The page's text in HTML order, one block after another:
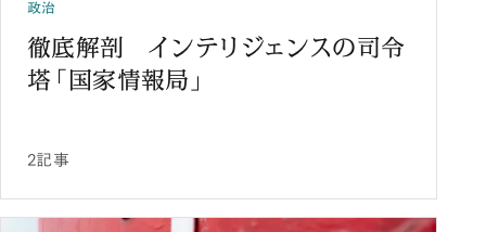
政治
徹底解剖 インテリジェンスの司令
塔「国家情報局」
2記事